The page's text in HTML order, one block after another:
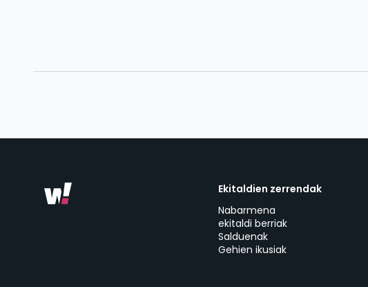
Ekitaldien zerrendak
Nabarmena
ekitaldi berriak
Salduenak
Gehien ikusiak